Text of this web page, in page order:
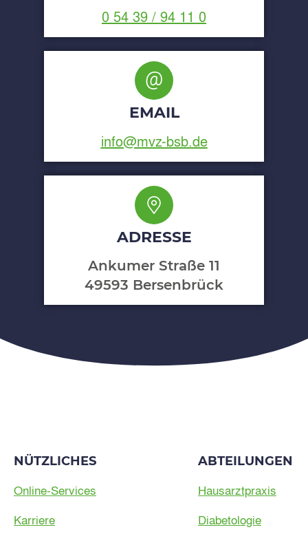
0 54 39 / 94 11 0
EMAIL
info@mvz-bsb.de
ADRESSE
Ankumer Straße 11
49593 Bersenbrück
NÜTZLICHES
Online-Services
Karriere
ABTEILUNGEN
Hausarztpraxis
Diabetologie